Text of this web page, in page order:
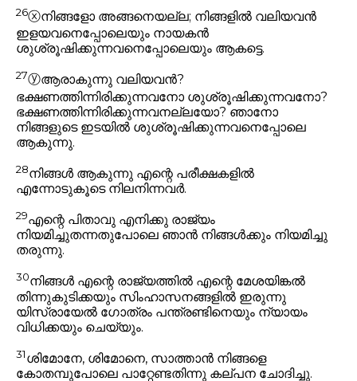
26ⓧനിങ്ങളോ അങ്ങനെയല്ല; നിങ്ങളിൽ വലിയവൻ
ഇളയവനെപ്പോലെയും നായകൻ
ശുശ്രൂഷിക്കുന്നവനെപ്പോലെയും ആകട്ടെ.
27ⓨആരാകുന്നു വലിയവൻ?
ഭക്ഷണത്തിന്നിരിക്കുന്നവനോ ശുശ്രൂഷിക്കുന്നവനോ?
ഭക്ഷണത്തിന്നിരിക്കുന്നവനല്ലയോ? ഞാനോ
നിങ്ങളുടെ ഇടയിൽ ശുശ്രൂഷിക്കുന്നവനെപ്പോലെ
ആകുന്നു.
28നിങ്ങൾ ആകുന്നു എന്റെ പരീക്ഷകളിൽ
എന്നോടുകൂടെ നിലനിന്നവർ.
29എന്റെ പിതാവു എനിക്കു രാജ്യം
നിയമിച്ചുതന്നതുപോലെ ഞാൻ നിങ്ങൾക്കും നിയമിച്ചു
തരുന്നു.
30നിങ്ങൾ എന്റെ രാജ്യത്തിൽ എന്റെ മേശയിങ്കൽ
തിന്നുകുടിക്കയും സിംഹാസനങ്ങളിൽ ഇരുന്നു
യിസ്രായേൽ ഗോത്രം പന്ത്രണ്ടിനെയും ന്യായം
വിധിക്കയും ചെയ്യും.
31ശിമോനേ, ശിമോനെ, സാത്താൻ നിങ്ങളെ
കോതമ്പുപോലെ പാറ്റേണ്ടതിന്നു കല്പന ചോദിച്ചു.